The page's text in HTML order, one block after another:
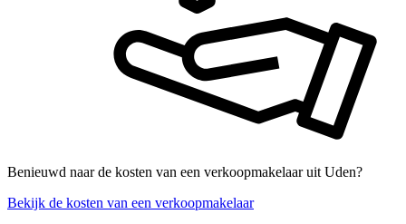
Benieuwd naar de kosten van een verkoopmakelaar uit Uden?
Bekijk de kosten van een verkoopmakelaar